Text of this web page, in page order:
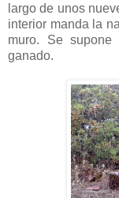
largo de unos
interior manda la
muro. Se
ganado.